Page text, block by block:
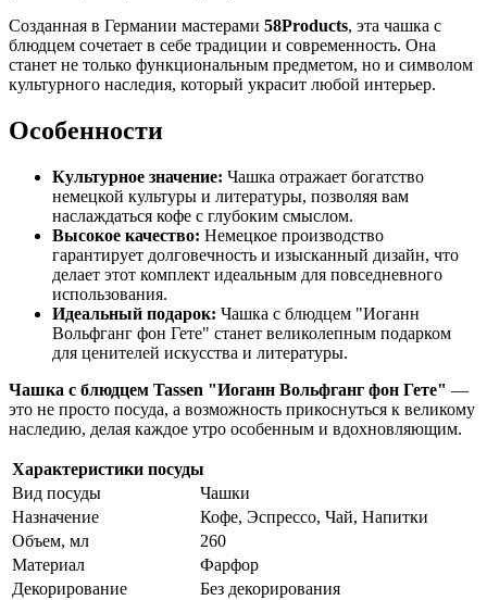
Созданная в Германии мастерами 58Products, эта чашка с
блюдцем сочетает в себе традиции и современность. Она
станет не только функциональным предметом, но и символом
культурного наследия, который украсит любой интерьер.
Особенности
Культурное значение: Чашка отражает богатство
немецкой культуры и литературы, позволяя вам
наслаждаться кофе с глубоким смыслом.
Высокое качество: Немецкое производство
гарантирует долговечность и изысканный дизайн, что
делает этот комплект идеальным для повседневного
использования.
Идеальный подарок: Чашка с блюдцем "Иоганн
Вольфганг фон Гете" станет великолепным подарком
для ценителей искусства и литературы.
Чашка с блюдцем Tassen "Иоганн Вольфганг фон Гете" —
это не просто посуда, а возможность прикоснуться к великому
наследию, делая каждое утро особенным и вдохновляющим.
Характеристики посуды
Вид посуды
Чашки
Назначение
Кофе, Эспрессо, Чай, Напитки
Объем, мл
260
Материал
Фарфор
Декорирование
Без декорирования